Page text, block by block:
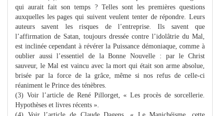
qui aurait fait son temps ? Telles sont les premières questions
auxquelles les pages qui suivent veulent tenter de répondre. Leurs
auteurs savent les risques de l’entreprise. Ils savent que
l’affirmation de Satan, toujours dressée contre l’idolâtrie du Mal,
est inclinée cependant à révérer la Puissance démoniaque, comme à
oublier aussi l’essentiel de la Bonne Nouvelle : par le Christ
sauveur, le Mal est vaincu avec la mort qui était son arme absolue,
brisée par la force de la grâce, même si nos refus de celle-ci
réaniment le Prince des ténèbres.
(3) Voir l’article de René Pillorget, « Les procès de sorcellerie.
Hypothèses et livres récents ».